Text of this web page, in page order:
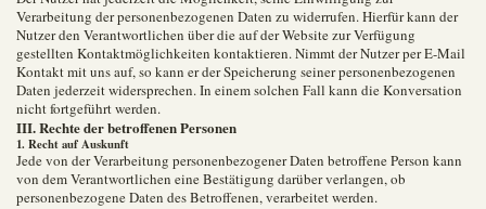
Verarbeitung der personenbezogenen Daten zu widerrufen. Hierfür kann der
Nutzer den Verantwortlichen über die auf der Website zur Verfügung
gestellten Kontaktmöglichkeiten kontaktieren. Nimmt der Nutzer per E-Mail
Kontakt mit uns auf, so kann er der Speicherung seiner personenbezogenen
Daten jederzeit widersprechen. In einem solchen Fall kann die Konversation
nicht fortgeführt werden.
III. Rechte der betroffenen Personen
1. Recht auf Auskunft
Jede von der Verarbeitung personenbezogener Daten betroffene Person kann
von dem Verantwortlichen eine Bestätigung darüber verlangen, ob
personenbezogene Daten des Betroffenen, verarbeitet werden.